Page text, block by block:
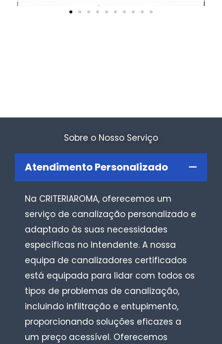
Sobre o Nosso Serviço
Atendimento Personalizado
Na CRITERIAROMA, oferecemos um
serviço de canalização personalizado e
adaptado às suas necessidades
específicas no Intendente. A nossa
equipa de canalizadores certificados
está equipada para lidar com todos os
tipos de problemas de canalização,
incluindo infiltração e entupimento,
proporcionando soluções eficazes a
um preço acessível. Oferecemos